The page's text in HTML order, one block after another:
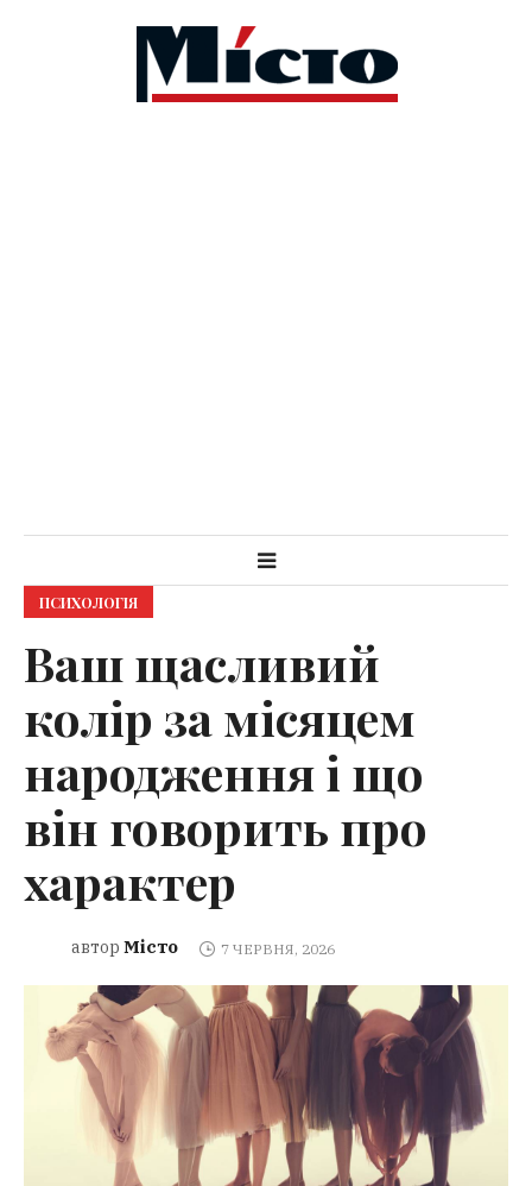
ПСИХОЛОГІЯ
Ваш щасливий
колір за місяцем
народження і що
він говорить про
характер
автор Місто 7 ЧЕРВНЯ, 2026